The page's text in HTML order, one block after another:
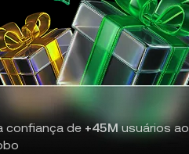
confiança de +45Musuários